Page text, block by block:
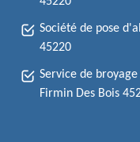
Société de pose
45220
Service de
Firmin Des Bois